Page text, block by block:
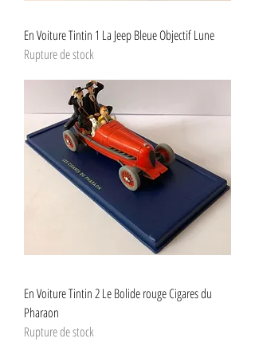
En Voiture Tintin 1 La Jeep Bleue Objectif Lune
Rupture de stock
En Voiture Tintin 2 Le Bolide rouge Cigares du
Pharaon
Rupture de stock